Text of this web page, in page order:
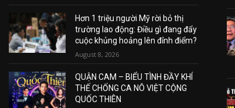
Hơn 1 triệu người Mỹ rời bỏ thị
trường lao động: Điều gì đang đẩy
cuộc khủng hoảng lên đỉnh điểm?
August 8, 2026
QUẬN CAM – BIỂU TÌNH ĐẦY KHÍ
THẾ CHỐNG CA NÔ VIỆT CỘNG
QUỐC THIÊN